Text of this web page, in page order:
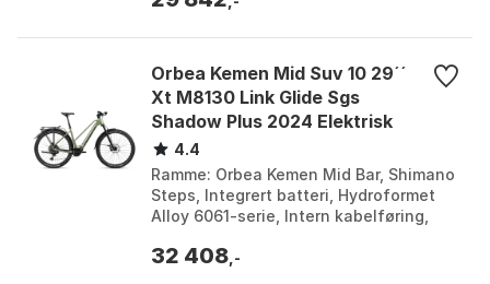
Orbea Kemen Mid Suv 10 29´´
Xt M8130 Link Glide Sgs
Shadow Plus 2024 Elektrisk
Sykkel
4.4
Ramme: Orbea Kemen Mid Bar, Shimano
Steps, Integrert batteri, Hydroformet
Alloy 6061-serie, Intern kabelføring,
bagasjebrett og stø...
32 408 ,-